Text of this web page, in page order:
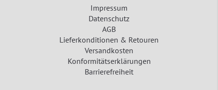
Impressum
Datenschutz
AGB
Lieferkonditionen & Retouren
Versandkosten
Konformitätserklärungen
Barrierefreiheit